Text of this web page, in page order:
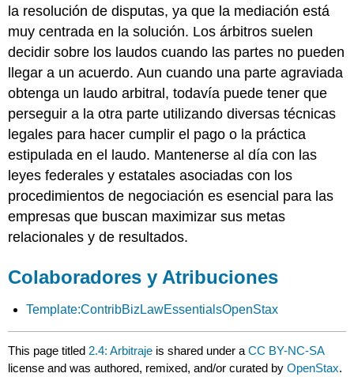
la resolución de disputas, ya que la mediación está
muy centrada en la solución. Los árbitros suelen
decidir sobre los laudos cuando las partes no pueden
llegar a un acuerdo. Aun cuando una parte agraviada
obtenga un laudo arbitral, todavía puede tener que
perseguir a la otra parte utilizando diversas técnicas
legales para hacer cumplir el pago o la práctica
estipulada en el laudo. Mantenerse al día con las
leyes federales y estatales asociadas con los
procedimientos de negociación es esencial para las
empresas que buscan maximizar sus metas
relacionales y de resultados.
Colaboradores y Atribuciones
Template:ContribBizLawEssentialsOpenStax
This page titled 2.4: Arbitraje is shared under aCC BY-NC-SA
license and was authored, remixed, and/or curated byOpenStax.